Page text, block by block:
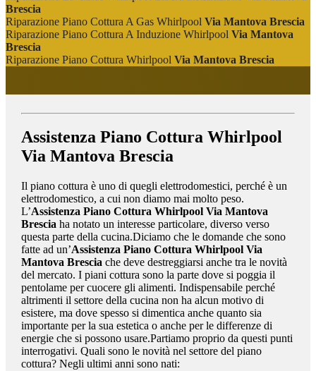
Brescia
Riparazione Piano Cottura A Gas Whirlpool Via Mantova Brescia
Riparazione Piano Cottura A Induzione Whirlpool Via Mantova
Brescia
Riparazione Piano Cottura Whirlpool Via Mantova Brescia
Assistenza Piano Cottura Whirlpool
Via Mantova Brescia
Il piano cottura è uno di quegli elettrodomestici, perché è un
elettrodomestico, a cui non diamo mai molto peso.
L’Assistenza Piano Cottura Whirlpool Via Mantova
Brescia ha notato un interesse particolare, diverso verso
questa parte della cucina.Diciamo che le domande che sono
fatte ad un’Assistenza Piano Cottura Whirlpool Via
Mantova Brescia che deve destreggiarsi anche tra le novità
del mercato. I piani cottura sono la parte dove si poggia il
pentolame per cuocere gli alimenti. Indispensabile perché
altrimenti il settore della cucina non ha alcun motivo di
esistere, ma dove spesso si dimentica anche quanto sia
importante per la sua estetica o anche per le differenze di
energie che si possono usare.Partiamo proprio da questi punti
interrogativi. Quali sono le novità nel settore del piano
cottura? Negli ultimi anni sono nati: